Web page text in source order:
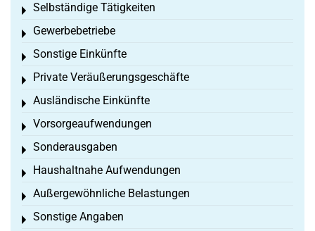
Selbständige Tätigkeiten
Toggle menu
Gewerbebetriebe
Toggle menu
Sonstige Einkünfte
Toggle menu
Private Veräußerungsgeschäfte
Toggle menu
Ausländische Einkünfte
Toggle menu
Vorsorgeaufwendungen
Toggle menu
Sonderausgaben
Toggle menu
Haushaltnahe Aufwendungen
Toggle menu
Außergewöhnliche Belastungen
Toggle menu
Sonstige Angaben
Toggle menu